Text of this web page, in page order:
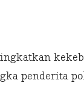
penderita